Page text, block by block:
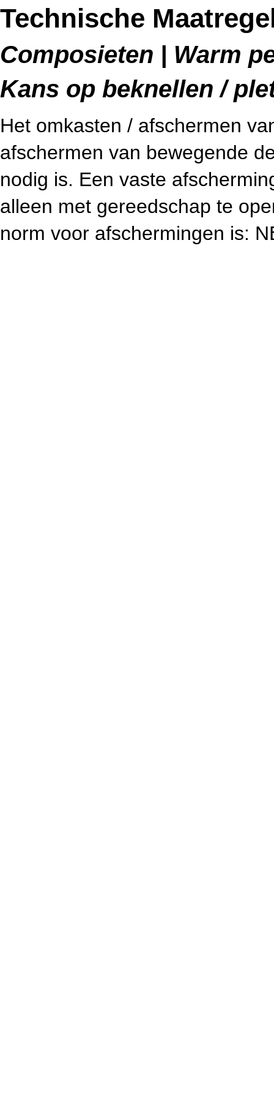
Technische
Composieten | Warm
Kans op beknellen /
Het omkasten / afschermen
afschermen van bewegende
nodig is. Een vaste
alleen met gereedschap te
norm voor afschermingen is: